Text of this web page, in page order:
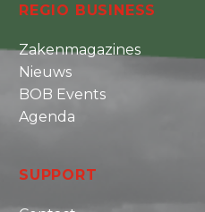
REGIO BUSINESS
Zakenmagazines
Nieuws
BOB Events
Agenda
SUPPORT